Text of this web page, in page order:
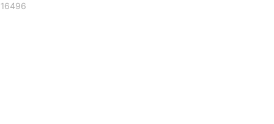
16496